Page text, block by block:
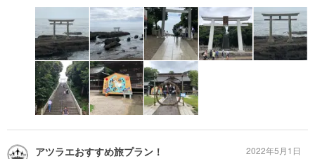
アツラエおすすめ旅プラン！
2022年5月1日